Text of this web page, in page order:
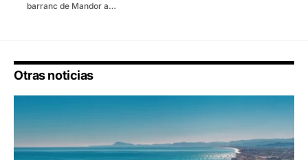
barranc de Mandor a…
Otras noticias